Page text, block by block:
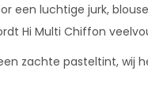
een luchtige jurk,
Hi Multi Chiffon
zachte pasteltint, wij